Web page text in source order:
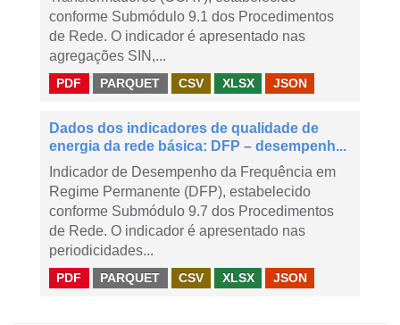
conforme Submódulo 9.1 dos Procedimentos
de Rede. O indicador é apresentado nas
agregações SIN,...
PDF PARQUET CSV XLSX JSON
Dados dos indicadores de qualidade de
energia da rede básica: DFP – desempenh...
Indicador de Desempenho da Frequência em
Regime Permanente (DFP), estabelecido
conforme Submódulo 9.7 dos Procedimentos
de Rede. O indicador é apresentado nas
periodicidades...
PDF PARQUET CSV XLSX JSON